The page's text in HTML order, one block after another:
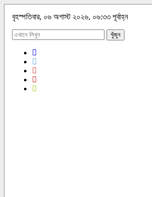
বৃহস্পতিবার, ০৬ অগাস্ট ২০২৬, ০৬:৩৩ পূর্বাহ্ন
খুঁজুন